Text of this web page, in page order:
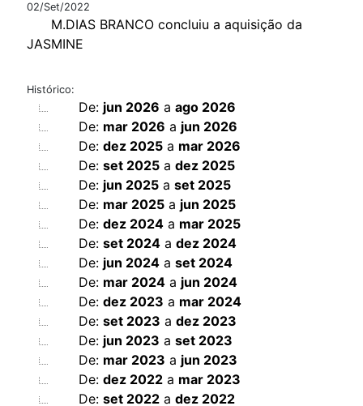
02/Set/2022
M.DIAS BRANCO concluiu a aquisição da
JASMINE
Histórico:
De: jun 2026 a ago 2026
De: mar 2026 a jun 2026
De: dez 2025a mar 2026
De: set 2025a dez 2025
De: jun 2025a set 2025
De: mar 2025a jun 2025
De: dez 2024a mar 2025
De: set 2024a dez 2024
De: jun 2024a set 2024
De: mar 2024a jun 2024
De: dez 2023 a mar 2024
De: set 2023 a dez 2023
De: jun 2023 a set 2023
De: mar 2023 a jun 2023
De: dez 2022a mar 2023
De: set 2022a dez 2022